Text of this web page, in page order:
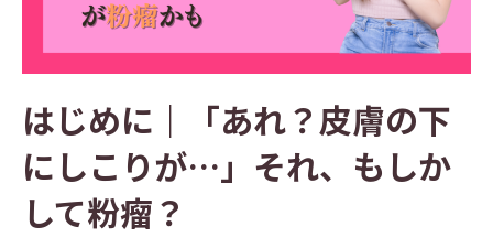
はじめに｜「あれ？皮膚の下
にしこりが…」それ、もしか
して粉瘤？